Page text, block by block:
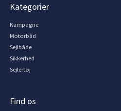
Kategorier
Kampagne
Motorbåd
Sejlbåde
Sikkerhed
Sejlertøj
Find os